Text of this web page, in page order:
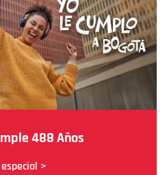
488 Años
>